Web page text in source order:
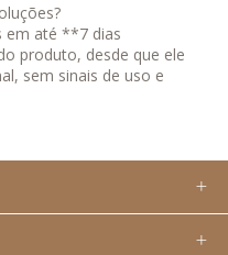
em até **7 dias
produto, desde que ele
sem sinais de uso e